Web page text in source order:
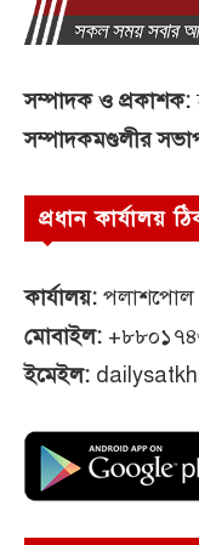
সম্পাদক ও প্রকাশক:
সম্পাদকমণ্ডলীর
প্রধান কার্যালয়
কার্যালয়: পলাশপোল
মোবাইল:
ইমেইল: